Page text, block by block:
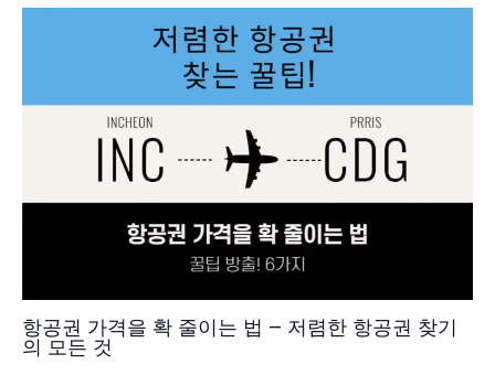
항공권 가격을 확 줄이는 법 – 저렴한 항공권 찾기
의 모든 것